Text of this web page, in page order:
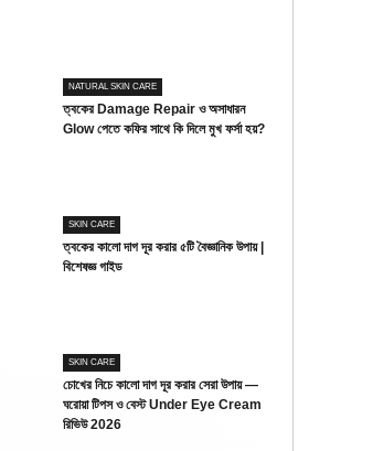
NATURAL SKIN CARE
ত্বকের Damage Repair ও অসাধারন
Glow পেতে কফির সাথে কি দিলে মুখ ফর্সা হয়?
SKIN CARE
ত্বকের কালো দাগ দূর করার ৫টি বৈজ্ঞানিক উপায় |
বিশেষজ্ঞ গাইড
SKIN CARE
চোখের নিচে কালো দাগ দূর করার সেরা উপায় —
ঘরোয়া টিপস ও বেস্ট Under Eye Cream
রিভিউ 2026